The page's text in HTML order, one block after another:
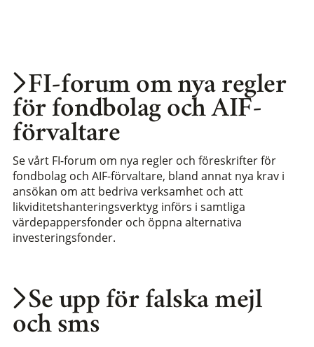
Se upp för falska mejl
och sms
FI-forum om nya regler
för fondbolag och AIF-
förvaltare
Se vårt FI-forum om nya regler och föreskrifter för
fondbolag och AIF-förvaltare, bland annat nya krav i
ansökan om att bedriva verksamhet och att
likviditetshanteringsverktyg införs i samtliga
värdepappersfonder och öppna alternativa
investeringsfonder.